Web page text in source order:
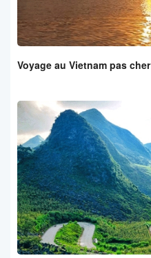
Voyage au Vietnam pas cher